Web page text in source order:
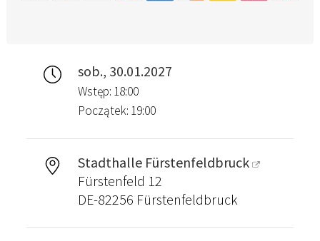
sob., 30.01.2027
Wstęp: 18:00
Początek: 19:00
Stadthalle Fürstenfeldbruck
Fürstenfeld 12
DE-82256 Fürstenfeldbruck